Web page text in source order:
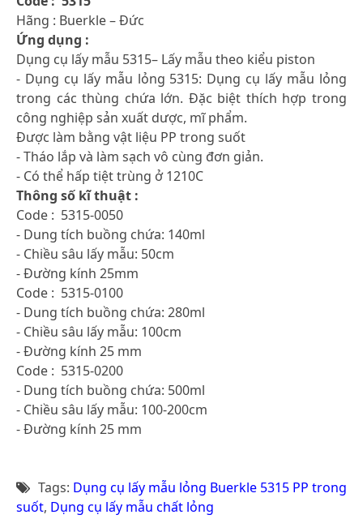
Hãng : Buerkle – Đức
Ứng dụng :
Dụng cụ lấy mẫu 5315– Lấy mẫu theo kiểu piston
- Dụng cụ lấy mẫu lỏng 5315: Dụng cụ lấy mẫu lỏng
trong các thùng chứa lớn. Đặc biệt thích hợp trong
công nghiệp sản xuất dược, mĩ phẩm.
Được làm bằng vật liệu PP trong suốt
- Tháo lắp và làm sạch vô cùng đơn giản.
- Có thể hấp tiệt trùng ở 1210C
Thông số kĩ thuật :
Code : 5315-0050
- Dung tích buồng chứa: 140ml
- Chiều sâu lấy mẫu: 50cm
- Đường kính 25mm
Code : 5315-0100
- Dung tích buồng chứa: 280ml
- Chiều sâu lấy mẫu: 100cm
- Đường kính 25 mm
Code : 5315-0200
- Dung tích buồng chứa: 500ml
- Chiều sâu lấy mẫu: 100-200cm
- Đường kính 25 mm
Tags: Dụng cụ lấy mẫu lỏng Buerkle 5315 PP trong
suốt, Dụng cụ lấy mẫu chất lỏng